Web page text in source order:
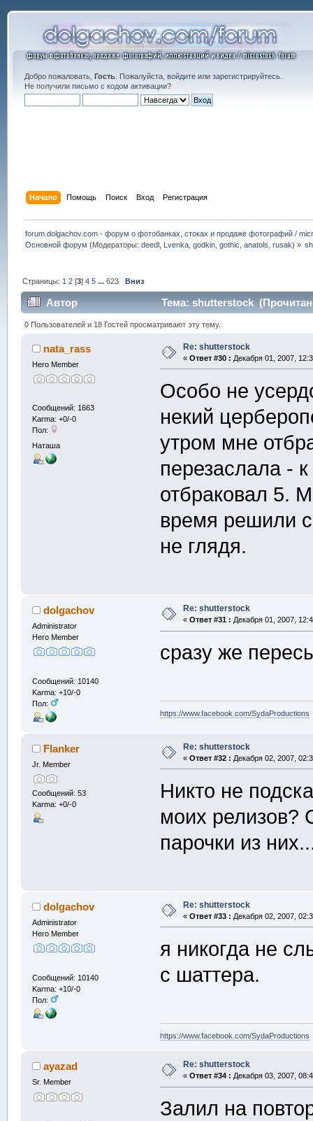
Добро пожаловать, Гость. Пожалуйста, войдитеили зарегистрируйтесь.
Не получили письмо с кодом активации?
Начало Помощь Поиск Вход Регистрация
forum.dolgachov.com - форум о фотобанках, стоках и продаже фотографий /
Основной форум (Модераторы:deedl Lvenka ,godkin ,gothic ,anatols ,rusak) »
Страницы: 1 2 [3]4 5 ...623 Вниз
Автор Тема: shutterstock
0 Пользователей и 18 Гостей просматривают эту тему.
nata_rass
Hero Member
Сообщений: 1663
Karma: +0/-0
Пол:
Наташа
Re: shutterstock
« Ответ #30 : Декабря 01, 2007,
Особо не
некий
утром мне
перезаслала -
отбраковал 5.
время решили
не глядя.
dolgachov
Administrator
Hero Member
Сообщений: 10140
Karma: +10/-0
Пол:
Re: shutterstock
« Ответ #31 : Декабря 01, 2007,
сразу же
https://www.facebook.com/SydaProductions
Flanker
Jr. Member
Сообщений: 53
Karma: +0/-0
Re: shutterstock
« Ответ #32 : Декабря 02, 2007,
Никто не
моих релизов?
парочки из
dolgachov
Administrator
Hero Member
Сообщений: 10140
Karma: +10/-0
Пол:
Re: shutterstock
« Ответ #33 : Декабря 02, 2007,
я никогда не
с шаттера.
https://www.facebook.com/SydaProductions
ayazad
Sr. Member
Re: shutterstock
« Ответ #34 : Декабря 03, 2007,
Залил на